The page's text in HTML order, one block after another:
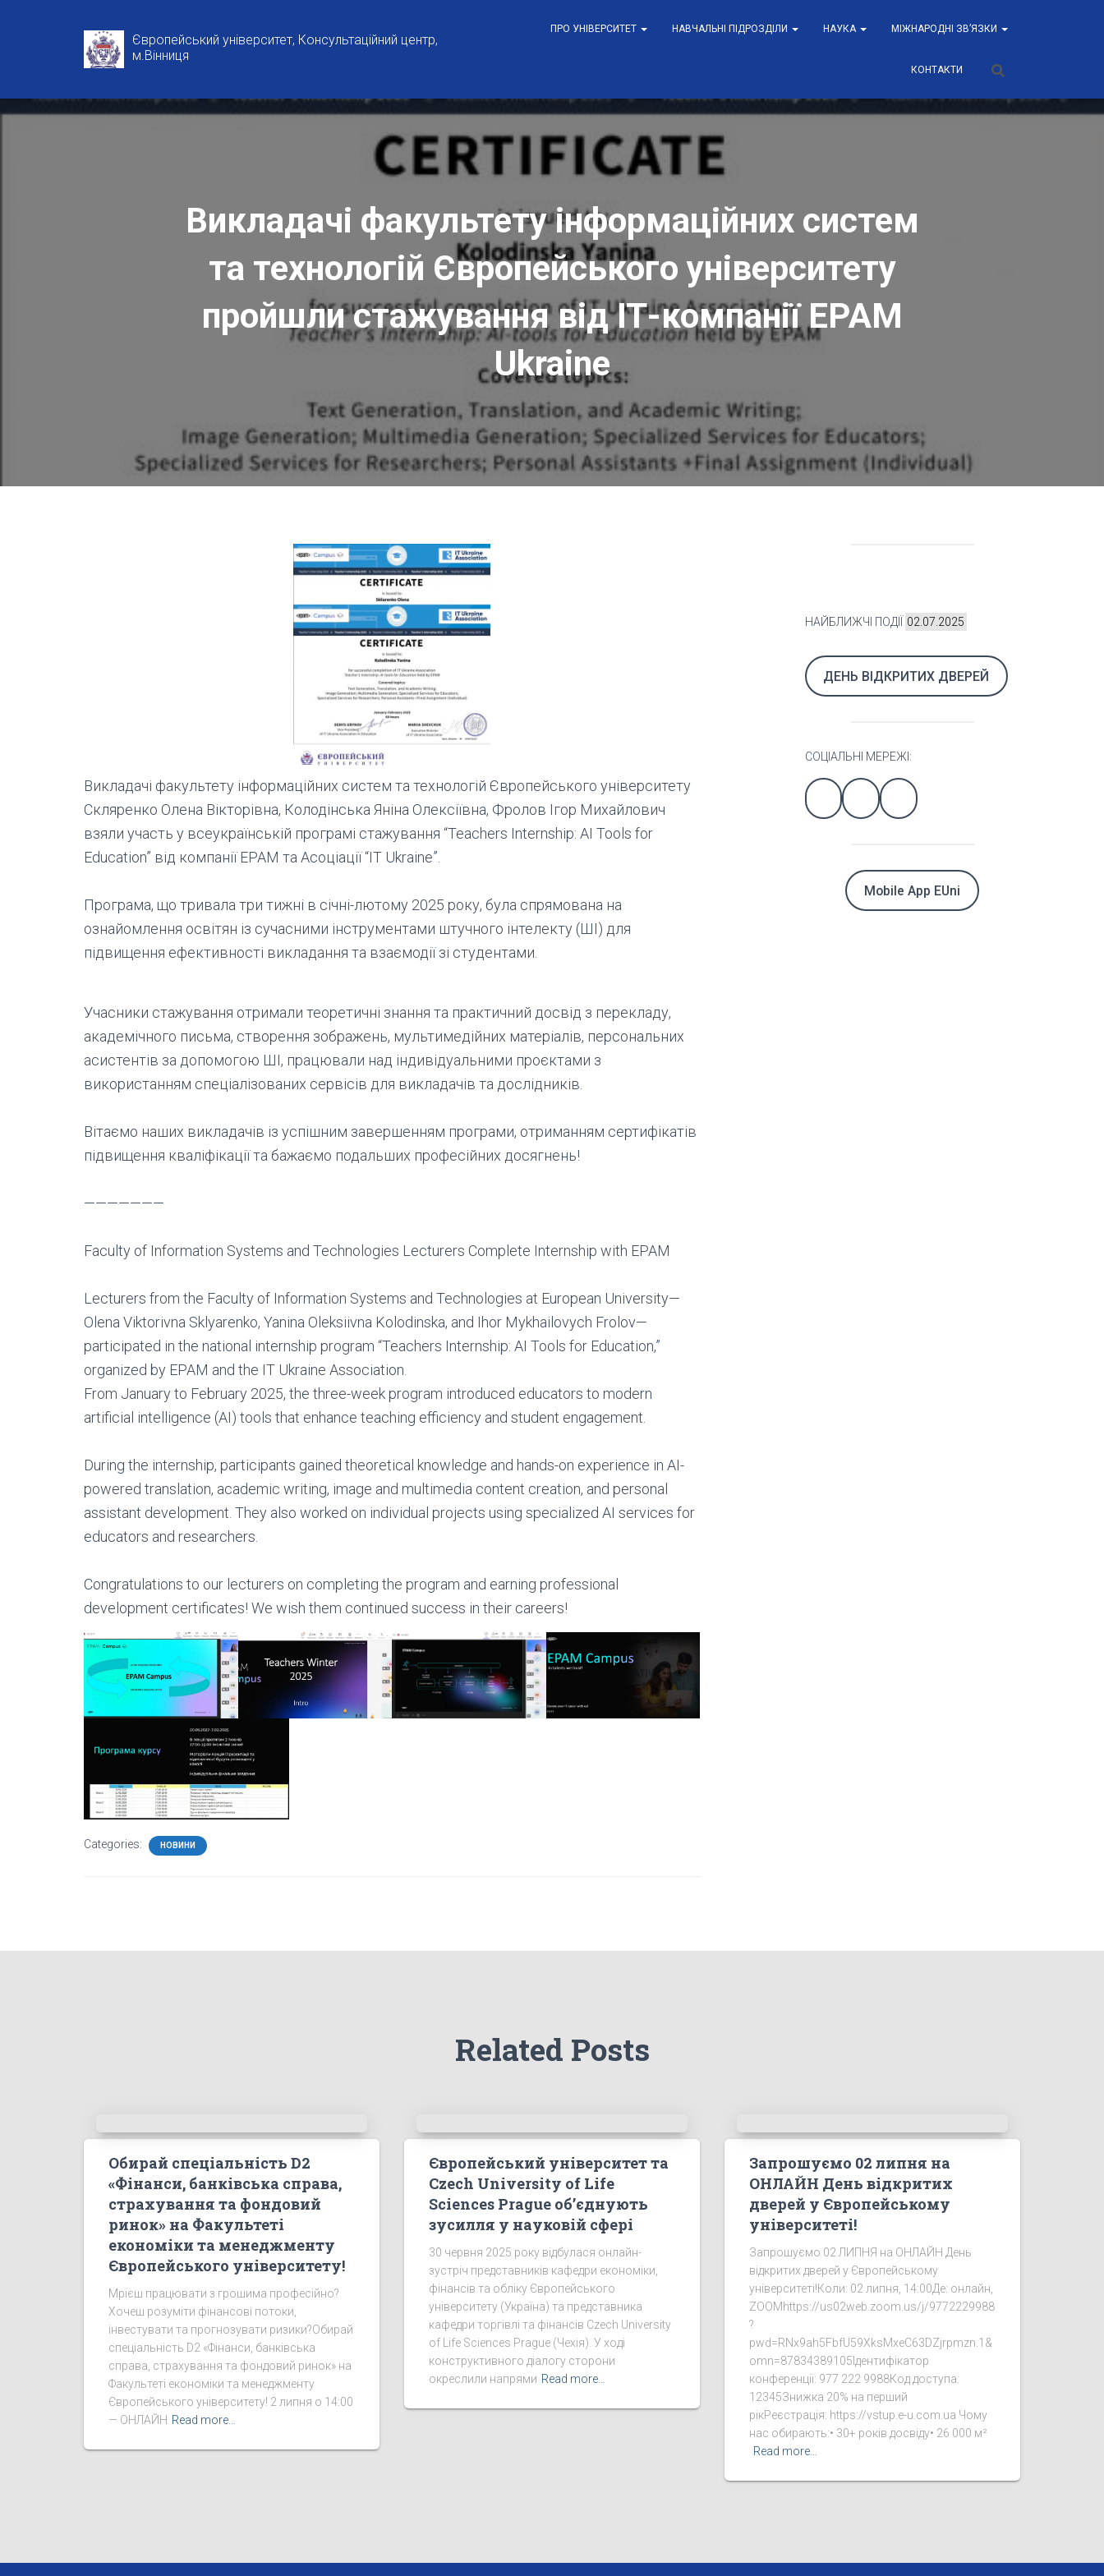
Європейський університет, Консультаційний центр,
м.Вінниця
ПРО УНІВЕРСИТЕТ НАВЧАЛЬНІ ПІДРОЗДІЛИ НАУКА МІЖНАРОДНІ ЗВ’ЯЗКИ
КОНТАКТИ
Викладачі факультету інформаційних систем
та технологій Європейського університету
пройшли стажування від ІТ-компанії EPAM
Ukraine
Викладачі факультету інформаційних систем та технологій Європейського університету
Скляренко Олена Вікторівна, Колодінська Яніна Олексіївна, Фролов Ігор Михайлович
взяли участь у всеукраїнській програмі стажування “Teachers Internship: AI Tools for
Education” від компанії EPAM та Асоціації “IT Ukraine”.
Програма, що тривала три тижні в січні-лютому 2025 року, була спрямована на
ознайомлення освітян із сучасними інструментами штучного інтелекту (ШІ) для
підвищення ефективності викладання та взаємодії зі студентами.
Учасники стажування отримали теоретичні знання та практичний досвід з перекладу,
академічного письма, створення зображень, мультимедійних матеріалів, персональних
асистентів за допомогою ШІ, працювали над індивідуальними проєктами з
використанням спеціалізованих сервісів для викладачів та дослідників.
Вітаємо наших викладачів із успішним завершенням програми, отриманням сертифікатів
підвищення кваліфікації та бажаємо подальших професійних досягнень!
———————
Faculty of Information Systems and Technologies Lecturers Complete Internship with EPAM
Lecturers from the Faculty of Information Systems and Technologies at European University—
Olena Viktorivna Sklyarenko, Yanina Oleksiivna Kolodinska, and Ihor Mykhailovych Frolov—
participated in the national internship program “Teachers Internship: AI Tools for Education,”
organized by EPAM and the IT Ukraine Association.
From January to February 2025, the three-week program introduced educators to modern
artificial intelligence (AI) tools that enhance teaching efficiency and student engagement.
During the internship, participants gained theoretical knowledge and hands-on experience in AI-
powered translation, academic writing, image and multimedia content creation, and personal
assistant development. They also worked on individual projects using specialized AI services for
educators and researchers.
Congratulations to our lecturers on completing the program and earning professional
development certificates! We wish them continued success in their careers!
Categories: НОВИНИ
НАЙБЛИЖЧІ ПОДІЇ 02.07.2025
ДЕНЬ ВІДКРИТИХ ДВЕРЕЙ
СОЦІАЛЬНІ МЕРЕЖІ:
Mobile App EUni
Related Posts
Обирай спеціальність D2
«Фінанси, банківська справа,
страхування та фондовий
ринок» на Факультеті
економіки та менеджменту
Європейського університету!
Мрієш працювати з грошима професійно?
Хочеш розуміти фінансові потоки,
інвестувати та прогнозувати ризики?Обирай
спеціальність D2 «Фінанси, банківська
справа, страхування та фондовий ринок» на
Факультеті економіки та менеджменту
Європейського університету! 2 липня о 14:00
— ОНЛАЙН Read more…
Європейський університет та
Czech University of Life
Sciences Prague об’єднують
зусилля у науковій сфері
30 червня 2025 року відбулася онлайн-
зустріч представників кафедри економіки,
фінансів та обліку Європейського
університету (Україна) та представника
кафедри торгівлі та фінансів Czech University
of Life Sciences Prague (Чехія). У ході
конструктивного діалогу сторони
окреслили напрями Read more…
Запрошуємо 02 липня на
ОНЛАЙН День відкритих
дверей у Європейському
університеті!
Запрошуємо 02 ЛИПНЯ на ОНЛАЙН День
відкритих дверей у Європейському
університеті!Коли: 02 липня, 14:00Де: онлайн,
ZOOMhttps://us02web.zoom.us/j/9772229988
?
pwd=RNx9ah5FbfU59XksMxeC63DZjrpmzn.1&
omn=87834389105Ідентифікатор
конференції: 977 222 9988Код доступа:
12345Знижка 20% на перший
рікРеєстрація: https://vstup.e-u.com.ua Чому
нас обирають:• 30+ років досвіду• 26 000 м²
Read more…